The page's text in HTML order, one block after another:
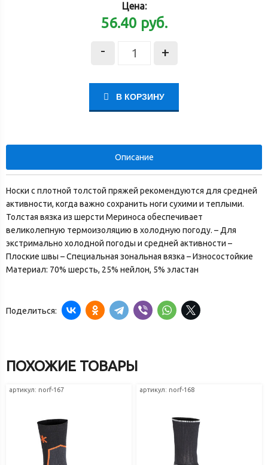
Цена:
56.40 руб.
- +
В КОРЗИНУ
Описание
Носки с плотной толстой пряжей рекомендуются для средней
активности, когда важно сохранить ноги сухими и теплыми.
Толстая вязка из шерсти Мериноса обеспечивает
великолепную термоизоляцию в холодную погоду. – Для
экстримально холодной погоды и средней активности –
Плоские швы – Специальная зональная вязка – Износостойкие
Материал: 70% шерсть, 25% нейлон, 5% эластан
Поделиться:
ПОХОЖИЕ ТОВАРЫ
артикул: norf-167 артикул: norf-168